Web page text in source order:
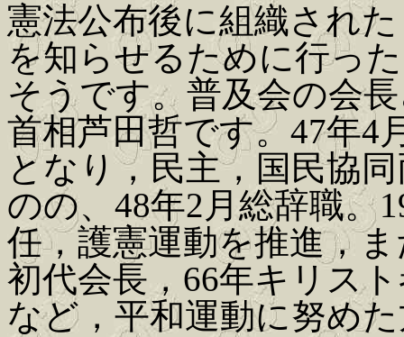
憲法公布後に組織され
を知らせるために行っ
そうです。普及会の会
首相芦田哲です。47年4
となり，民主，国民協
のの、48年2月総辞職。
任，護憲運動を推進，
初代会長，66年キリス
など，平和運動に努め